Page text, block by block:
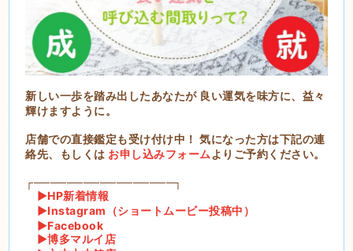
新しい一歩を踏み出したあなたが 良い運気を味方に、益々
輝けますように。
店舗での直接鑑定も受け付け中！ 気になった方は下記の連
絡先、もしくは お申し込みフォーム よりご予約ください。
┌─────────────────┐
▶︎HP新着情報
▶︎Instagram（ショートムービー投稿中）
▶︎Facebook
▶︎博多マルイ店